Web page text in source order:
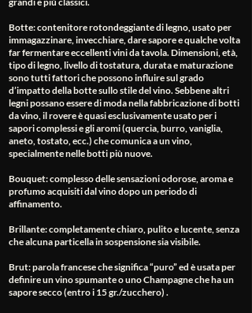
Botte: contenitore rotondeggiante di legno, usato per
immagazzinare, invecchiare, dare sapore e qualche volta
far fermentare eccellenti vini da tavola. Dimensioni, età,
tipo di legno, livello di tostatura, durata e maturazione
sono tutti fattori che possono influire sul grado
d’impatto della botte sullo stile del vino. Sebbene altri
legni possano essere di moda nella fabbricazione di botti
da vino, il rovere è quasi esclusivamente usato per i
sapori complessi e gli aromi (quercia, burro, vaniglia,
aneto, tostato, ecc.) che comunica a un vino,
specialmente nelle botti più nuove.
Bouquet: complesso delle sensazioni odorose, aroma e
profumo acquisiti dal vino dopo un periodo di
affinamento.
Brillante: completamente chiaro, pulito e lucente, senza
che alcuna particella in sospensione sia visibile.
Brut: parola francese che significa “puro” ed è usata per
definire un vino spumante o uno Champagne che ha un
sapore secco (entro i 15 gr./zucchero) .